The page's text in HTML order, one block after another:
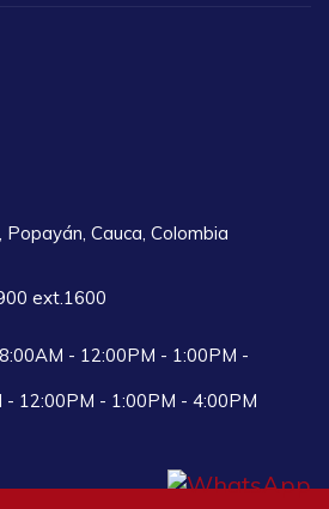
Popayán, Cauca, Colombia
ext.1600
- 12:00PM - 1:00PM -
- 12:00PM - 1:00PM - 4:00PM